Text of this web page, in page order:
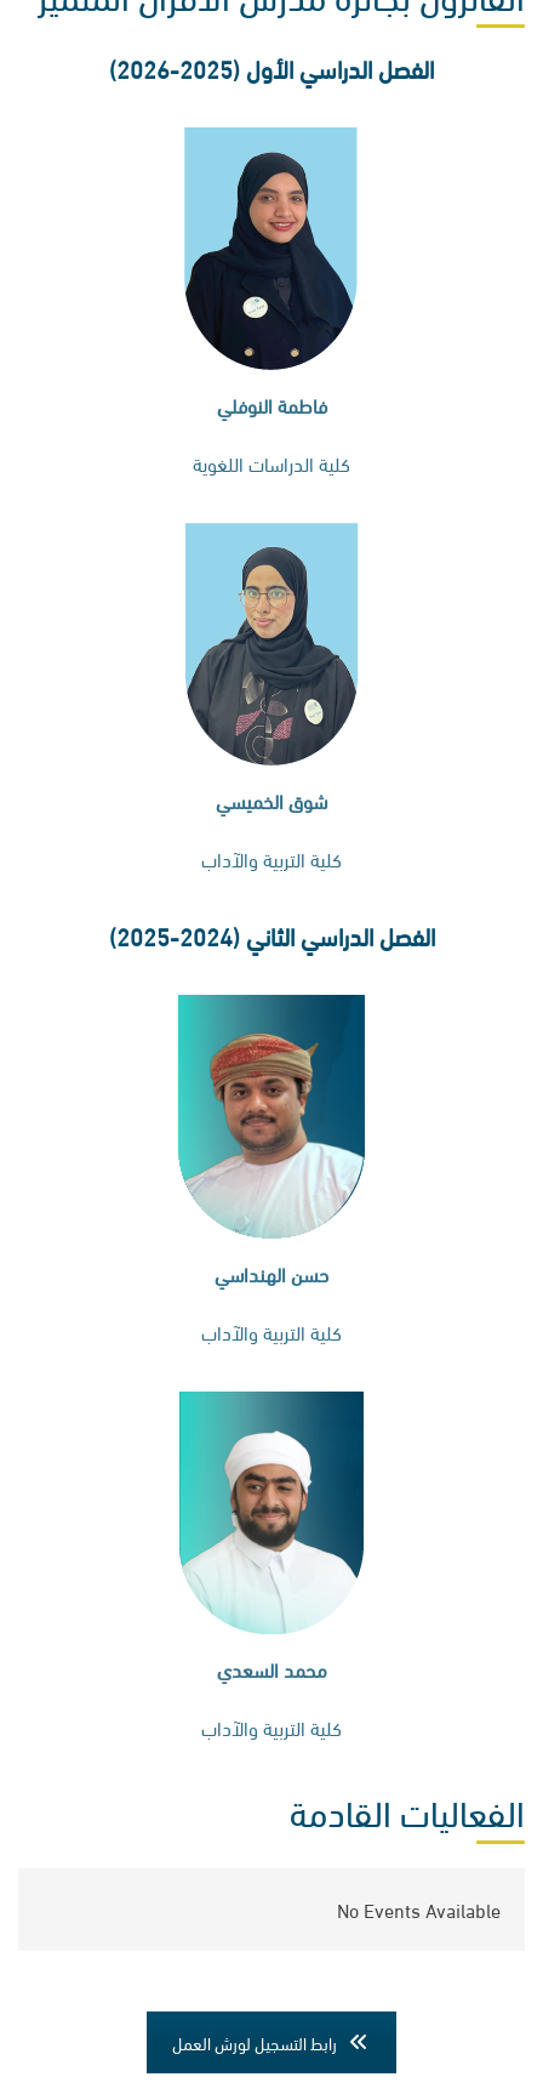
الفصل الدراسي الأول (2025-2026)
فاطمة النوفلي
كلية الدراسات اللغوية
شوق الخميسي
كلية التربية والآداب
الفصل الدراسي الثاني (2024-2025)
حسن الهنداسي
كلية التربية والآداب
محمد السعدي
كلية التربية والآداب
الفعاليات القادمة
No Events Available
رابط التسجيل لورش العمل